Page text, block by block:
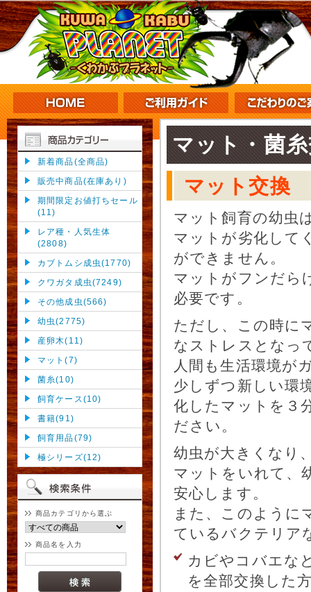
新着商品(全商品)
販売中商品(在庫あり)
期間限定お値打ちセール
(11)
レア種・人気生体
(2808)
カブトムシ成虫(1770)
クワガタ成虫(7249)
その他成虫(566)
幼虫(2775)
産卵木(11)
マット(7)
菌糸(10)
飼育ケース(10)
書籍(91)
飼育用品(79)
極シリーズ(12)
商品カテゴリから選ぶ
商品名を入力
マット・菌
マット交換
マット飼育の幼虫
マットが劣化して
ができません。
マットがフンだら
必要です。
ただし、この時に
なストレスとなっ
人間も生活環境が
少しずつ新しい環
化したマットを３
ださい。
幼虫が大きくなり
マットをいれて、
安心します。
また、このように
ているバクテリア
カビやコバエな
を全部交換した